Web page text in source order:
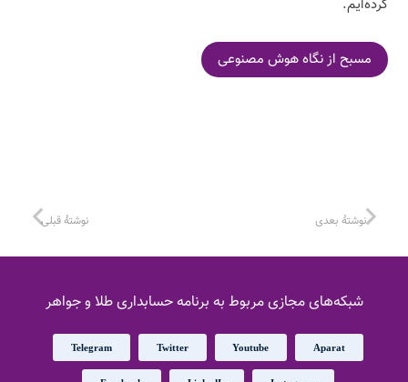
کرده‌ایم.
مسبح از نگاه هوش مصنوعی
نوشتهٔ قبلی نوشتهٔ بعدی
شبکه‌های مجازی مربوط به برنامه حسابداری طلا و جواهر
Aparat
Youtube
Twitter
Telegram